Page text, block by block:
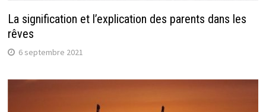
La signification et l’explication des parents dans les
rêves
6 septembre 2021